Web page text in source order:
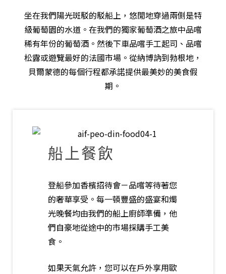
坐在我們陽光斑駁的駁船上，悠閒地穿過兩側是特
級葡萄園的水道。在我們的獨家葡萄酒之旅中品嚐
稀有年份的葡萄酒。然後下車品嚐手工起司、品嚐
松露或遊覽最好的法國市場。從納博訥到勃根地，
貝爾蒙德的每個行程都承諾提供最美妙的美食假
期。
船上餐飲
登船參加香檳招待會－品嚐等待著您
的奢華享受。每一頓豐盛的盛宴和燭
光晚餐均由我們的船上廚師準備，他
們自豪地從途中的市場採購手工美
食。
如果天氣允許，您可以在戶外享用歐